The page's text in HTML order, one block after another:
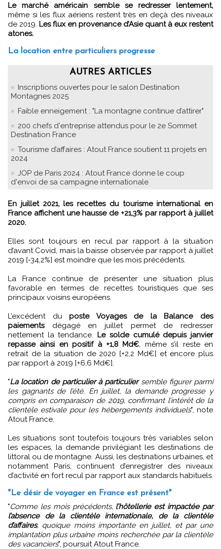
Le marché américain semble se redresser lentement,
même si les flux aériens restent très en deçà des niveaux
de 2019. Les flux en provenance d’Asie quant à eux restent
atones.
La location entre particuliers progresse
AUTRES ARTICLES
Inscriptions ouvertes pour le salon Destination
Montagnes 2025
Faible enneigement : "La montagne continue d’attirer"
200 chefs d'entreprise attendus pour le 2e Sommet
Destination France
Tourisme d’affaires : Atout France soutient 11 projets en
2024
JOP de Paris 2024 : Atout France donne le coup
d'envoi de sa campagne internationale
En juillet 2021, les recettes du tourisme international en
France affichent une hausse de +21,3% par rapport à juillet
2020.
Elles sont toujours en recul par rapport à la situation
d’avant Covid, mais la baisse observée par rapport à juillet
2019 [‑34,2%] est moindre que les mois précédents.
La France continue de présenter une situation plus
favorable en termes de recettes touristiques que ses
principaux voisins européens.
L’excédent duposte Voyages de la Balance des
paiementsdégagé en juillet permet de redresser
nettement la tendance. Le solde cumulé depuis janvier
repasse ainsi en positif à +1,8 Md€, même s’il reste en
retrait de la situation de 2020 [+2,2 Md€] et encore plus
par rapport à 2019 [+6,6 Md€].
"La location de particulier à particuliersemble figurer parmi
les gagnants de l’été. En juillet, la demande progresse y
compris en comparaison de 2019, confirmant l’intérêt de la
clientèle estivale pour les hébergements individuels", note
Atout France.
Les situations sont toutefois toujours très variables selon
les espaces, la demande privilégiant les destinations de
littoral ou de montagne. Aussi, les destinations urbaines, et
notamment Paris, continuent d’enregistrer des niveaux
d’activité en fort recul par rapport aux standards habituels.
"Le désir de voyager en France est présent"
" Comme les mois précédents, l’hôtellerie est impactée par
l’absence de la clientèle internationale, de la clientèle
d’affaires, quoique moins importante en juillet, et par une
implantation plus urbaine moins recherchée par la clientèle
des vacanciers", poursuit Atout France.